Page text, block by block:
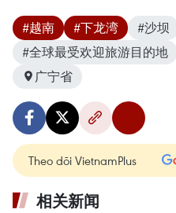
#越南 #下龙湾
#沙坝
#全球最受欢迎旅游目的地
广宁省
Theo dõi VietnamPlus
相关新闻